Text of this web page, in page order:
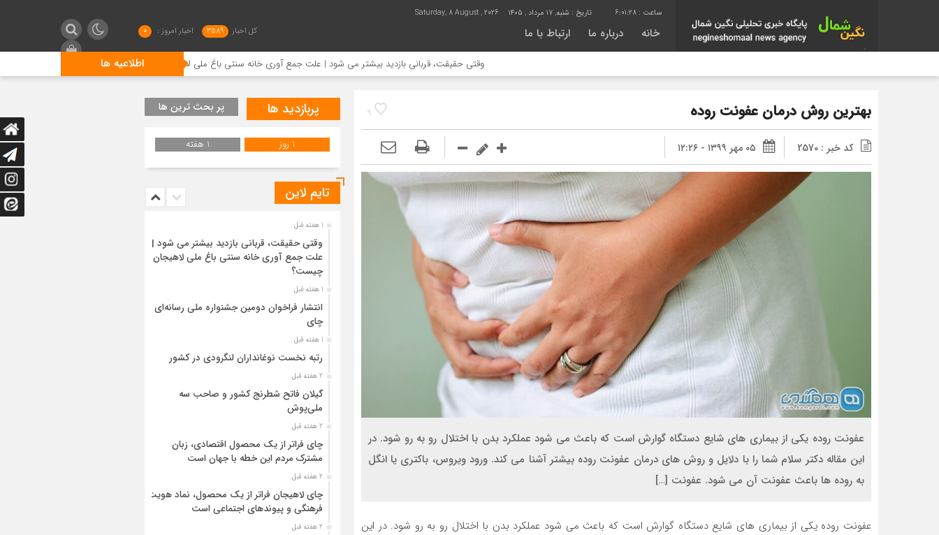
6:01:29 تاریخ : شنبه, ۱۷ مرداد , ۱۴۰۵ Saturday, 8 August , 2026
خانه درباره ما ارتباط با ما کل اخبار 3589 اخبار امروز : 0
اطلاعیه ها وقتی حقیقت، قربانی بازدید بیشتر می شود | علت جمع آوری خانه سنتی باغ ملی لاهیجان چیست؟ انتشار فراخوان دومین
9 بهترین روش درمان عفونت روده
کد خبر : 2570 ۰۵ مهر ۱۳۹۹ - ۱۲:۲۶
عفونت روده یکی از بیماری های شایع دستگاه گوارش است که باعث می شود عملکرد بدن با اختلال رو به رو شود. در
این مقاله دکتر سلام شما را با دلایل و روش های درمان عفونت روده بیشتر آشنا می کند. ورود ویروس، باکتری یا انگل
به روده ها باعث عفونت آن می شود. عفونت […]
عفونت روده یکی از بیماری های شایع دستگاه گوارش است که باعث می شود عملکرد بدن با اختلال رو به رو شود. در این
پربازدید ها پر بحث ترین ها
1 روز 1 هفته
تایم لاین
1 هفته قبل
وقتی حقیقت، قربانی بازدید بیشتر می شود |
علت جمع آوری خانه سنتی باغ ملی لاهیجان
چیست؟
1 هفته قبل
انتشار فراخوان دومین جشنواره ملی رسانه‌ای
چای
1 هفته قبل
رتبه نخست نوغانداران لنگرودی در کشور
2 هفته قبل
گیلان فاتح شطرنج کشور و صاحب سه
ملی‌پوش
2 هفته قبل
چای فراتر از یک محصول اقتصادی، زبان
مشترک مردم این خطه با جهان است
2 هفته قبل
چای لاهیجان فراتر از یک محصول، نماد هویت
فرهنگی و پیوندهای اجتماعی است
2 هفته قبل